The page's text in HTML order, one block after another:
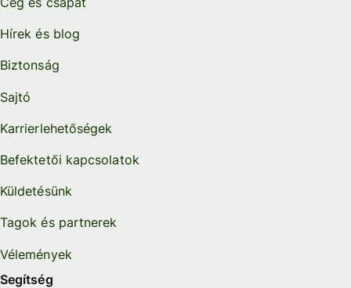
Hírek és blog
Biztonság
Sajtó
Karrierlehetőségek
Befektetői kapcsolatok
Küldetésünk
Tagok és partnerek
Vélemények
Segítség